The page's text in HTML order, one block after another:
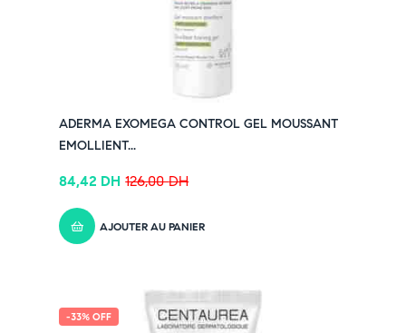
ADERMA EXOMEGA CONTROL GEL MOUSSANT
EMOLLIENT...
126,00DH
84,42 DH
AJOUTER AU PANIER
-33% OFF